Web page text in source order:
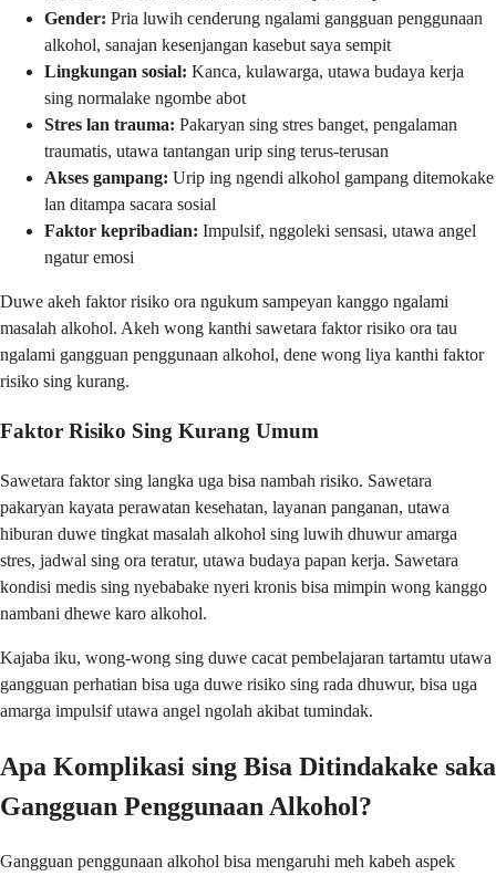
Gender: Pria luwih cenderung ngalami gangguan penggunaan
alkohol, sanajan kesenjangan kasebut saya sempit
Lingkungan sosial: Kanca, kulawarga, utawa budaya kerja
sing normalake ngombe abot
Stres lan trauma: Pakaryan sing stres banget, pengalaman
traumatis, utawa tantangan urip sing terus-terusan
Akses gampang: Urip ing ngendi alkohol gampang ditemokake
lan ditampa sacara sosial
Faktor kepribadian: Impulsif, nggoleki sensasi, utawa angel
ngatur emosi
Duwe akeh faktor risiko ora ngukum sampeyan kanggo ngalami
masalah alkohol. Akeh wong kanthi sawetara faktor risiko ora tau
ngalami gangguan penggunaan alkohol, dene wong liya kanthi faktor
risiko sing kurang.
Faktor Risiko Sing Kurang Umum
Sawetara faktor sing langka uga bisa nambah risiko. Sawetara
pakaryan kayata perawatan kesehatan, layanan panganan, utawa
hiburan duwe tingkat masalah alkohol sing luwih dhuwur amarga
stres, jadwal sing ora teratur, utawa budaya papan kerja. Sawetara
kondisi medis sing nyebabake nyeri kronis bisa mimpin wong kanggo
nambani dhewe karo alkohol.
Kajaba iku, wong-wong sing duwe cacat pembelajaran tartamtu utawa
gangguan perhatian bisa uga duwe risiko sing rada dhuwur, bisa uga
amarga impulsif utawa angel ngolah akibat tumindak.
Apa Komplikasi sing Bisa Ditindakake saka
Gangguan Penggunaan Alkohol?
Gangguan penggunaan alkohol bisa mengaruhi meh kabeh aspek